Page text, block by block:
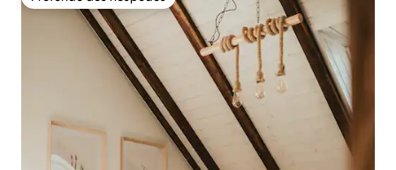
Preferido dos hóspedes